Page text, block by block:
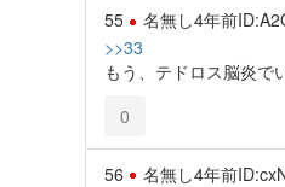
55 名無し4年前
>>33
もう、テドロス脳炎で
0
56 名無し4年前